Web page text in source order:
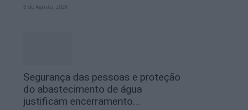
8 de Agosto, 2026
Segurança das pessoas e proteção
do abastecimento de água
justificam encerramento...